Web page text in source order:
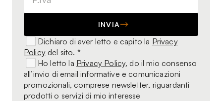
INVIA
Dichiaro di aver letto e capito la Privacy
Policydel sito. *
Ho letto la Privacy Policy, do il mio consenso
all’invio di email informative e comunicazioni
promozionali, comprese newsletter, riguardanti
prodotti o servizi di mio interesse